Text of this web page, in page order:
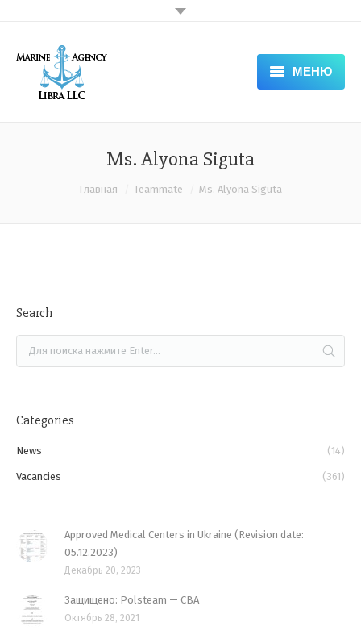
МЕНЮ
ABOUT COMPANY — LIBRA
SERVICES
CONTACTS
Ms. Alyona Siguta
Главная Teammate Ms. Alyona Siguta
Search
Categories
News (14)
Vacancies (361)
Approved Medical Centers in Ukraine (Revision date:
05.12.2023)
Декабрь 20, 2023
Защищено: Polsteam — CBA
Октябрь 28, 2021